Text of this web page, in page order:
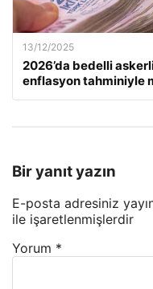
13/12/2025
2026’da bedelli
enflasyon tahminiyle
Bir yanıt yazın
E-posta adresiniz
ile işaretlenmişlerdir
Yorum *